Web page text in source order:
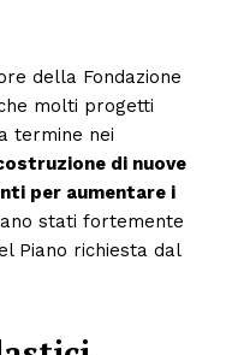
della Fondazione
molti progetti
termine nei
di nuove
per aumentare i
stati fortemente
Piano richiesta dal